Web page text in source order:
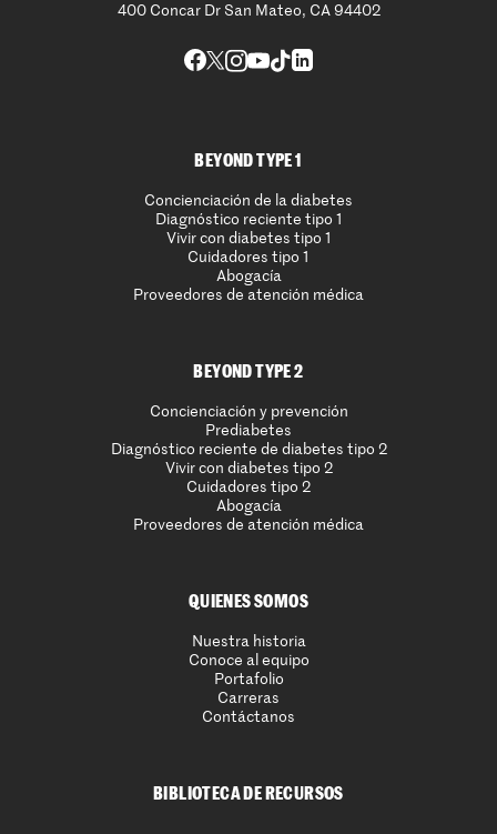
400 Concar Dr San Mateo, CA 94402
BEYOND TYPE 1
Concienciación de la diabetes
Diagnóstico reciente tipo 1
Vivir con diabetes tipo 1
Cuidadores tipo 1
Abogacía
Proveedores de atención médica
BEYOND TYPE 2
Concienciación y prevención
Prediabetes
Diagnóstico reciente de diabetes tipo 2
Vivir con diabetes tipo 2
Cuidadores tipo 2
Abogacía
Proveedores de atención médica
QUIENES SOMOS
Nuestra historia
Conoce al equipo
Portafolio
Carreras
Contáctanos
BIBLIOTECA DE RECURSOS